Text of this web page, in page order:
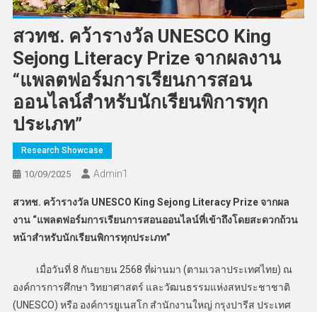
สวทช. คว้ารางวัล UNESCO King
Sejong Literacy Prize จากผลงาน
“แพลตฟอร์มการเรียนการสอน
ออนไลน์สำหรับนักเรียนพิการทุก
ประเภท”
Research Showcase
10/09/2025 Admin​1
สวทช. คว้ารางวัล UNESCO King Sejong Literacy Prize จากผล
งาน “แพลตฟอร์มการเรียนการสอนออนไลน์ที่เข้าถึงโดยสะดวกถ้วน
หน้าสำหรับนักเรียนพิการทุกประเภท”
เมื่อวันที่ 8 กันยายน 2568 ที่ผ่านมา (ตามเวลาประเทศไทย) ณ
องค์การการศึกษา วิทยาศาสตร์ และวัฒนธรรมแห่งสหประชาชาติ
(UNESCO) หรือ องค์การยูเนสโก สำนักงานใหญ่ กรุงปารีส ประเทศ